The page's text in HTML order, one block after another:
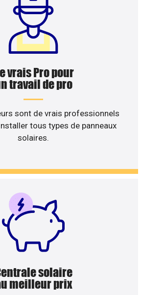
vrais Pro pour
travail de pro
sont de vrais professionnels
tous types de panneaux
solaires.
solaire
meilleur prix